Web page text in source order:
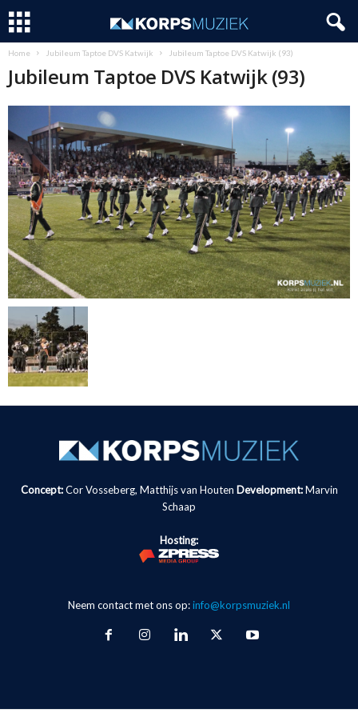
Home Jubileum Taptoe DVS Katwijk Jubileum Taptoe DVS Katwijk (93)
Jubileum Taptoe DVS Katwijk (93)
Concept:Cor Vosseberg, Matthijs van Houten Development: Marvin
Schaap
Hosting:
Neem contact met ons op:info@korpsmuziek.nl